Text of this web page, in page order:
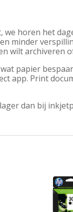
horen het
minder
wilt archiveren
papier
app. Print
dan bij